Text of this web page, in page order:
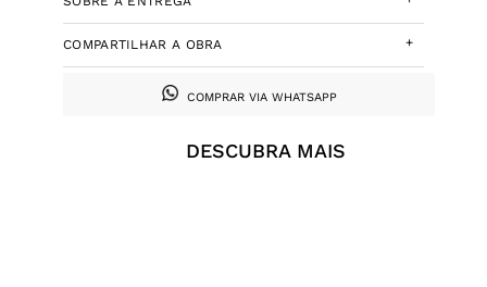
COMPARTILHAR A OBRA +
COMPRAR VIA WHATSAPP
DESCUBRA MAIS